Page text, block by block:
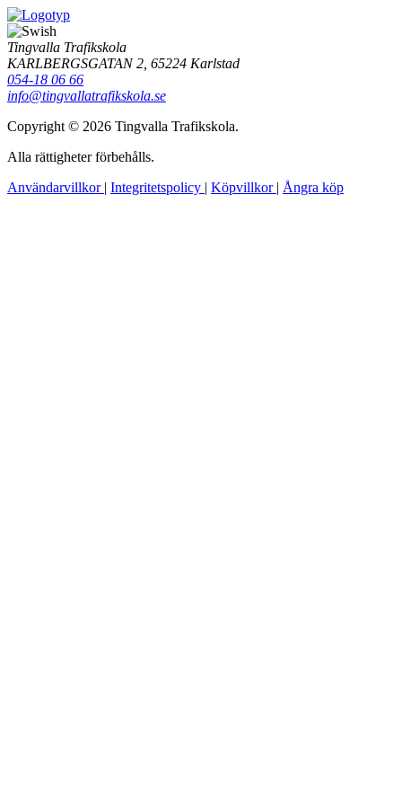
Tingvalla Trafikskola
KARLBERGSGATAN 2, 65224 Karlstad
054-18 06 66
info@tingvallatrafikskola.se
Copyright © 2026 Tingvalla Trafikskola.
Alla rättigheter förbehålls.
Användarvillkor | Integritetspolicy | Köpvillkor | Ångra köp